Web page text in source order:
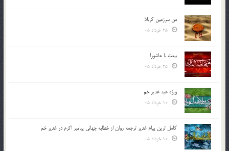
من سرزمین کربلا
بیعت با عاشورا
ویژه عید غدیر خم
کامل ترین پیام غدیر ترجمه روان از خطابه جهانی پیامبر اکرم در غدیر خم